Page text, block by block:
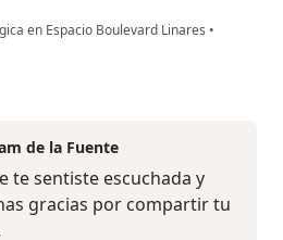
en Espacio Boulevard Linares •
Ortega Quintero
de la Fuente
te sentiste escuchada y
gracias por compartir tu